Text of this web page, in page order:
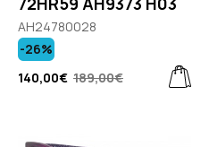
AH24780028
140,00€ 189,00€
-26%